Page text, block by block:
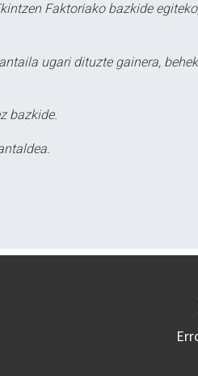
Faktoriako bazkide
ugari dituzte gainera,
bazkide.